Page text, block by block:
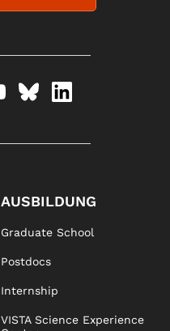
AUSBILDUNG
Graduate School
Postdocs
Internship
VISTA Science Experience